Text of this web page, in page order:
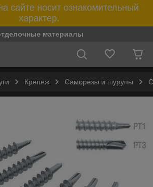
сайте носит ознакомительный
характер.
материалы
Крепеж Саморезы и шурупы